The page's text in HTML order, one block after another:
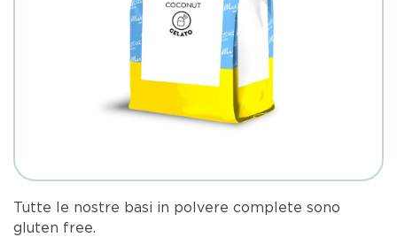
Tutte le nostre basi in polvere complete sono
gluten free.